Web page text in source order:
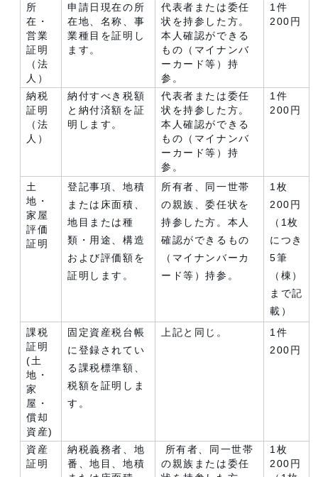
所
在・
営業
証明
（法
人）
申請日現在の所
在地、名称、事
業種目を証明し
ます。
代表者または委任
状を持参した方。
本人確認ができる
もの（マイナンバ
ーカード等）持
参。
1件
200円
納税
証明
（法
人）
納付すべき税額
と納付済額を証
明します。
代表者または委任
状を持参した方。
本人確認ができる
もの（マイナンバ
ーカード等）持
参。
1件
200円
土
地・
家屋
評価
証明
登記事項、地積
または床面積、
地目または種
類・用途、構造
および評価額を
証明します。
所有者、同一世帯
の親族、委任状を
持参した方。本人
確認ができるもの
（マイナンバーカ
ード等）持参。
1枚
200円
（1枚
につき
5筆
（棟）
まで記
載）
課税
証明
(土
地・
家
屋・
償却
資産)
固定資産税台帳
に登録されてい
る課税標準額、
税額を証明しま
す。
上記と同じ。
1件
200円
資産
証明
納税義務者、地
番、地目、地積
所有者、同一世帯
の親族または委任
1枚
200円